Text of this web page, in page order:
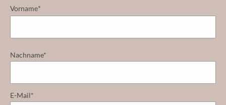
Vorname*
Nachname*
E-Mail*